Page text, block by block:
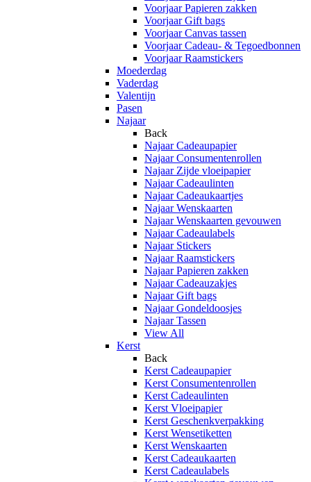
Voorjaar Papieren zakken
Voorjaar Gift bags
Voorjaar Canvas tassen
Voorjaar Cadeau- & Tegoedbonnen
Voorjaar Raamstickers
Moederdag
Vaderdag
Valentijn
Pasen
Najaar
Back
Najaar Cadeaupapier
Najaar Consumentenrollen
Najaar Zijde vloeipapier
Najaar Cadeaulinten
Najaar Cadeaukaartjes
Najaar Wenskaarten
Najaar Wenskaarten gevouwen
Najaar Cadeaulabels
Najaar Stickers
Najaar Raamstickers
Najaar Papieren zakken
Najaar Cadeauzakjes
Najaar Gift bags
Najaar Gondeldoosjes
Najaar Tassen
View All
Kerst
Back
Kerst Cadeaupapier
Kerst Consumentenrollen
Kerst Cadeaulinten
Kerst Vloeipapier
Kerst Geschenkverpakking
Kerst Wensetiketten
Kerst Wenskaarten
Kerst Cadeaukaarten
Kerst Cadeaulabels